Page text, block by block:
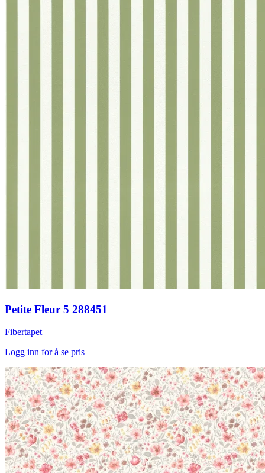
Petite Fleur 5 288451
Fibertapet
Logg inn for å se pris